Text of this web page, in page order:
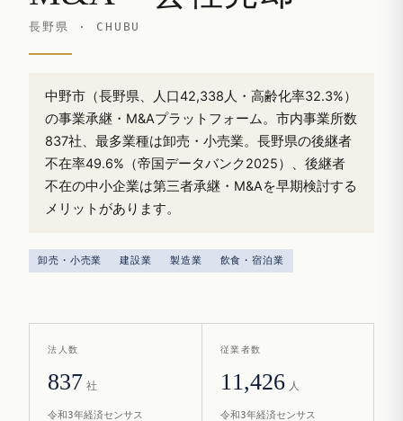
長野県 · CHUBU
中野市（長野県、人口42,338人・高齢化率32.3%）
の事業承継・M&Aプラットフォーム。市内事業所数
837社、最多業種は卸売・小売業。長野県の後継者
不在率49.6%（帝国データバンク2025）、後継者
不在の中小企業は第三者承継・M&Aを早期検討する
メリットがあります。
卸売・小売業 建設業 製造業 飲食・宿泊業
法人数
837 社
令和3年経済センサス
従業者数
11,426 人
令和3年経済センサス